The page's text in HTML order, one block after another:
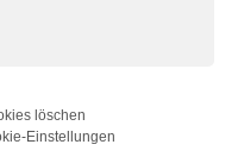
löschen
Einstellungen